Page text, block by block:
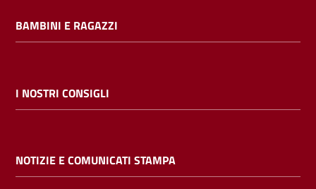
cataloghi
bibliotecario
BAMBINI E RAGAZZI
I NOSTRI CONSIGLI
NOTIZIE E COMUNICATI STAMPA